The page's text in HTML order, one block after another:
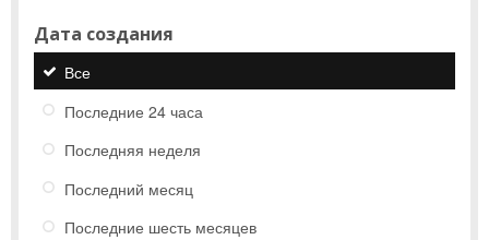
Дата создания
Все
Последние 24 часа
Последняя неделя
Последний месяц
Последние шесть месяцев